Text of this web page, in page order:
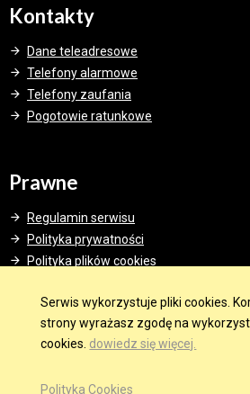
Kontakty
Dane teleadresowe
Telefony alarmowe
Telefony zaufania
Pogotowie ratunkowe
Prawne
Regulamin serwisu
Polityka prywatności
Polityka plików cookies
© 2015 Wszelkie prawa
Serwis wykorzystuje pliki cookies.
strony wyrażasz zgodę na
cookies. dowiedz się więcej.
Polityka Cookies